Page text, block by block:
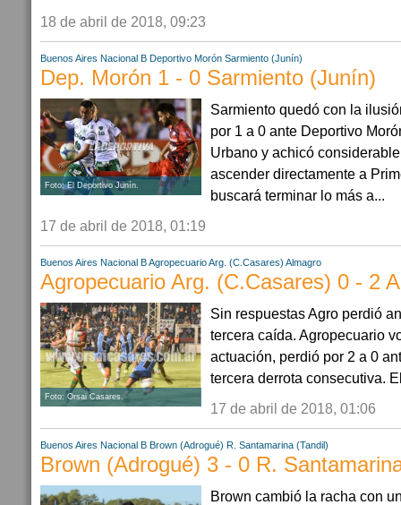
18 de abril de 2018, 09:23
Buenos Aires Nacional B Deportivo Morón Sarmiento (Junín)
Dep. Morón 1 - 0 Sarmiento (Junín)
Foto: El Deportivo Junín.
Sarmiento quedó con la
por 1 a 0 ante Deportivo
Urbano y achicó
ascender directamente a
buscará terminar lo más a...
17 de abril de 2018, 01:19
Buenos Aires Nacional BAgropecuario Arg. (C.Casares) Almagro
Agropecuario Arg. (C.Casares) 0 - 2
Foto: Orsai Casares.
Sin respuestas Agro perdió
tercera caída. Agropecuario
actuación, perdió por 2 a 0
tercera derrota consecutiva.
17 de abril de 2018, 01:06
Buenos Aires Nacional B Brown (Adrogué) R. Santamarina (Tandil)
Brown (Adrogué) 3 - 0 R.
Brown cambió la racha con